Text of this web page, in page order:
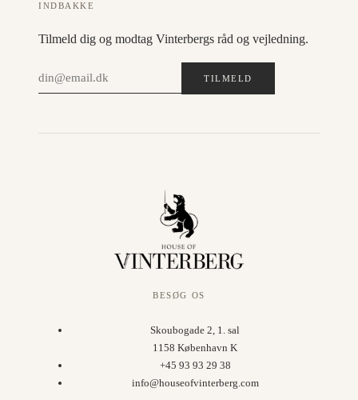
INDBAKKE
Tilmeld dig og modtag Vinterbergs råd og vejledning.
TILMELD
BESØG OS
Skoubogade 2, 1. sal
1158 København K
+45 93 93 29 38
info@houseofvinterberg.com